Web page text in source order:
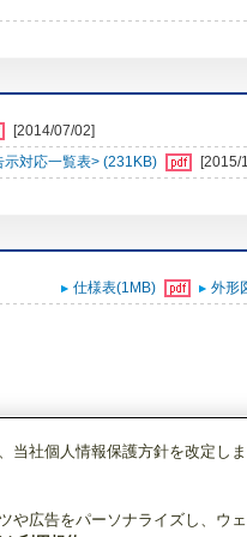
[2014/07/02]
対応一覧表> (231KB)
[2015/
仕様表(1MB) 外形
当社個人情報保護方針を改定し
や広告をパーソナライズし、ウ